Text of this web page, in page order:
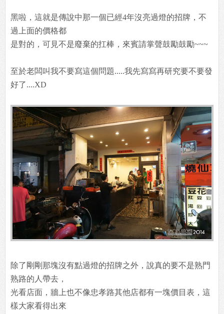
黑啦，這就是傳說中那一個已經4年沒亮過燈的招牌，不
過上面的價格都
是對的，可見不是廢棄的扛棒，來賓請掌聲鼓勵鼓勵~~~
至於老闆叫我不要寫這個問題.....我先寫寫再研究要不要發
好了....XD
除了剛剛那塊沒有點過燈的招牌之外，說真的要不是熟門
熟路的人帶去，
光看店面，牆上也不像忠孝路其他店都有一塊價目表，這
樣大家看得出來